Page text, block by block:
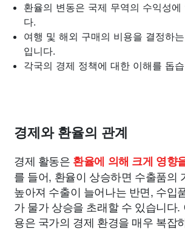
환율의 변동은 국제 무역의 수익성에
다.
여행 및 해외 구매의 비용을 결정하
입니다.
각국의 경제 정책에 대한 이해를 돕
경제와 환율의 관계
경제 활동은 환율에 의해 크게 영향
를 들어, 환율이 상승하면 수출품의
높아져 수출이 늘어나는 반면, 수입
가 물가 상승을 초래할 수 있습니다.
용은 국가의 경제 환경을 매우 복잡